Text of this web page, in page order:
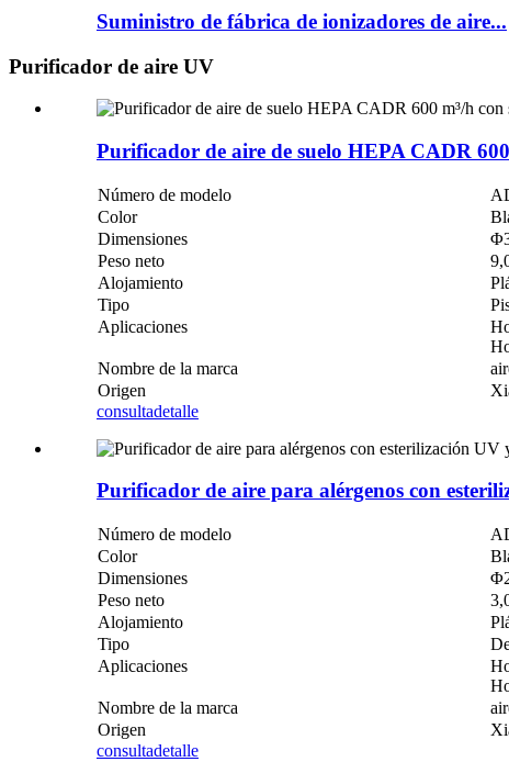
Suministro de fábrica de ionizadores de aire...
Purificador de aire UV
Purificador de aire de suelo HEPA CADR
Número de modelo
Color
Dimensiones
Peso neto
Alojamiento
Tipo
Aplicaciones
Nombre de la marca
Origen
consultadetalle
Purificador de aire para alérgenos con
Número de modelo
Color
Dimensiones
Peso neto
Alojamiento
Tipo
Aplicaciones
Nombre de la marca
Origen
consultadetalle